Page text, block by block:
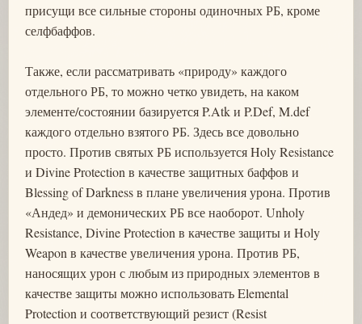
присущи все сильные стороны одиночных РБ, кроме
селфбаффов.
Также, если рассматривать «природу» каждого
отдельного РБ, то можно четко увидеть, на каком
элементе/состоянии базируется P.Atk и P.Def, M.def
каждого отдельно взятого РБ. Здесь все довольно
просто. Против святых РБ используется Holy Resistance
и Divine Protection в качестве защитных баффов и
Blessing of Darkness в плане увеличения урона. Против
«Андед» и демонических РБ все наоборот. Unholy
Resistance, Divine Protection в качестве защиты и Holy
Weapon в качестве увеличения урона. Против РБ,
наносящих урон с любым из природных элементов в
качестве защиты можно использовать Elemental
Protection и соответствующий резист (Resist